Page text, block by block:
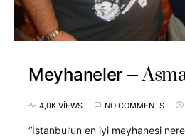
Meyhaneler
4,0K VIEWS NO COMMENTS
“İstanbul’un en iyi meyhanesi